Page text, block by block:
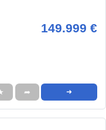
149.999 €
➦ ➜